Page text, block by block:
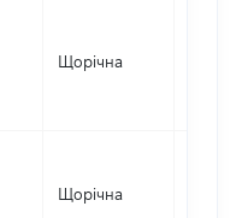
Щорічна
Щорічна